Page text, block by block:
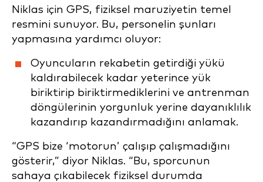
Niklas için GPS, fiziksel maruziyetin temel
resmini sunuyor. Bu, personelin şunları
yapmasına yardımcı oluyor:
Oyuncuların rekabetin getirdiği yükü
kaldırabilecek kadar yeterince yük
biriktirip biriktirmediklerini ve antrenman
döngülerinin yorgunluk yerine dayanıklılık
kazandırıp kazandırmadığını anlamak.
“GPS bize ‘motorun’ çalışıp çalışmadığını
gösterir,” diyor Niklas. “Bu, sporcunun
sahaya çıkabilecek fiziksel durumda